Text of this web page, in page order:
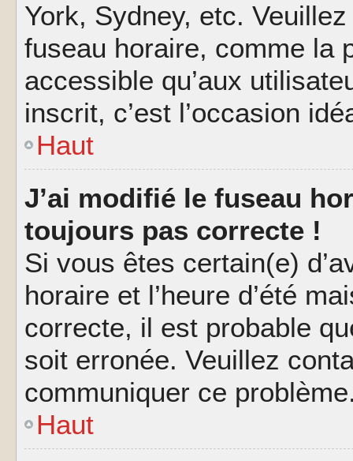
York, Sydney, etc.
fuseau horaire, comme la
accessible qu’aux
inscrit, c’est l’occasion
Haut
J’ai modifié le fuseau
toujours pas correcte !
Si vous êtes certain(e)
horaire et l’heure d’été
correcte, il est probable
soit erronée. Veuillez
communiquer ce
Haut